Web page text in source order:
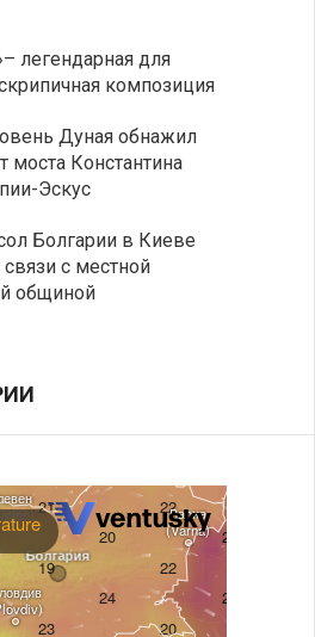
легендарная для
композиция
Дуная обнажил
моста Константина
Эскус
Болгарии в Киеве
связи с местной
общиной